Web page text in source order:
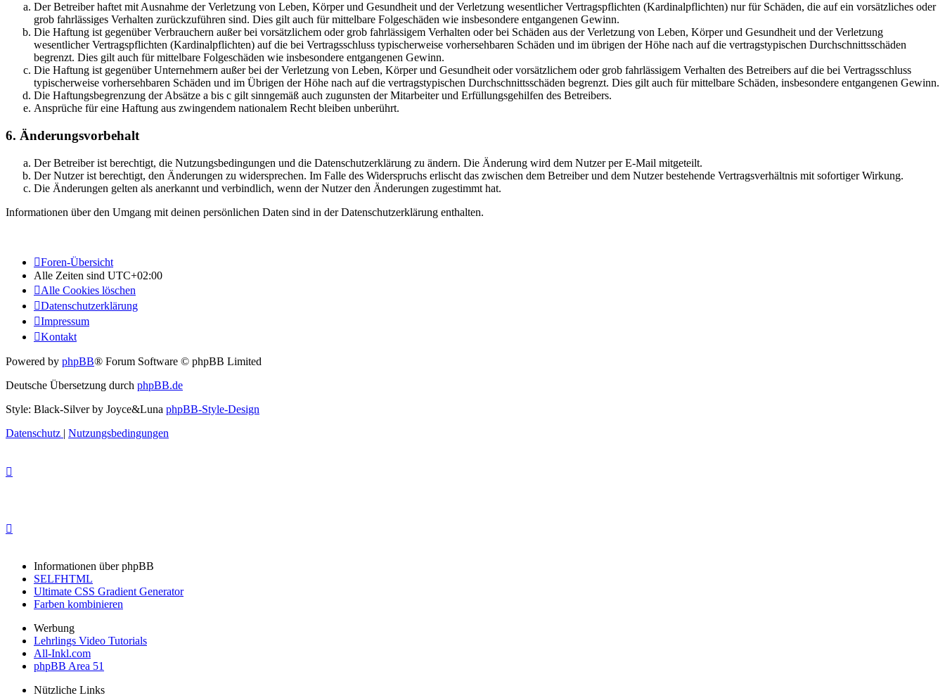
Der Betreiber haftet mit Ausnahme der Verletzung von Leben, Körper und Gesundheit und der Verletzung wesentlicher Vertragspflichten (Kardinalpflichten) nur für Schäden, die auf ein vorsätzliches oder
grob fahrlässiges Verhalten zurückzuführen sind. Dies gilt auch für mittelbare Folgeschäden wie insbesondere entgangenen Gewinn.
Die Haftung ist gegenüber Verbrauchern außer bei vorsätzlichem oder grob fahrlässigem Verhalten oder bei Schäden aus der Verletzung von Leben, Körper und Gesundheit und der Verletzung
wesentlicher Vertragspflichten (Kardinalpflichten) auf die bei Vertragsschluss typischerweise vorhersehbaren Schäden und im übrigen der Höhe nach auf die vertragstypischen Durchschnittsschäden
begrenzt. Dies gilt auch für mittelbare Folgeschäden wie insbesondere entgangenen Gewinn.
Die Haftung ist gegenüber Unternehmern außer bei der Verletzung von Leben, Körper und Gesundheit oder vorsätzlichem oder grob fahrlässigem Verhalten des Betreibers auf die bei Vertragsschluss
typischerweise vorhersehbaren Schäden und im Übrigen der Höhe nach auf die vertragstypischen Durchschnittsschäden begrenzt. Dies gilt auch für mittelbare Schäden, insbesondere entgangenen Gewinn.
Die Haftungsbegrenzung der Absätze a bis c gilt sinngemäß auch zugunsten der Mitarbeiter und Erfüllungsgehilfen des Betreibers.
Ansprüche für eine Haftung aus zwingendem nationalem Recht bleiben unberührt.
6. Änderungsvorbehalt
Der Betreiber ist berechtigt, die Nutzungsbedingungen und die Datenschutzerklärung zu ändern. Die Änderung wird dem Nutzer per E-Mail mitgeteilt.
Der Nutzer ist berechtigt, den Änderungen zu widersprechen. Im Falle des Widerspruchs erlischt das zwischen dem Betreiber und dem Nutzer bestehende Vertragsverhältnis mit sofortiger Wirkung.
Die Änderungen gelten als anerkannt und verbindlich, wenn der Nutzer den Änderungen zugestimmt hat.
Informationen über den Umgang mit deinen persönlichen Daten sind in der Datenschutzerklärung enthalten.
Foren-Übersicht
Alle Zeiten sind UTC+02:00
Alle Cookies löschen
Datenschutzerklärung
Impressum
Kontakt
Powered by phpBB® Forum Software © phpBB Limited
Deutsche Übersetzung durch phpBB.de
Style: Black-Silver by Joyce&Luna phpBB-Style-Design
Datenschutz | Nutzungsbedingungen
Informationen über phpBB
SELFHTML
Ultimate CSS Gradient Generator
Farben kombinieren
Werbung
Lehrlings Video Tutorials
All-Inkl.com
phpBB Area 51
Nützliche Links